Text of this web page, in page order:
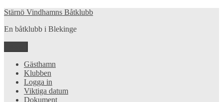
Hoppa
innehåll
Stärnö Vindhamns Båtklubb
En båtklubb i Blekinge
Gästhamn
Klubben
Logga in
Viktiga datum
Dokument